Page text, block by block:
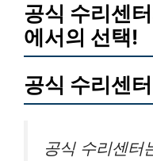
공식 수리센
에서의 선택!
공식 수리센
공식 수리센터